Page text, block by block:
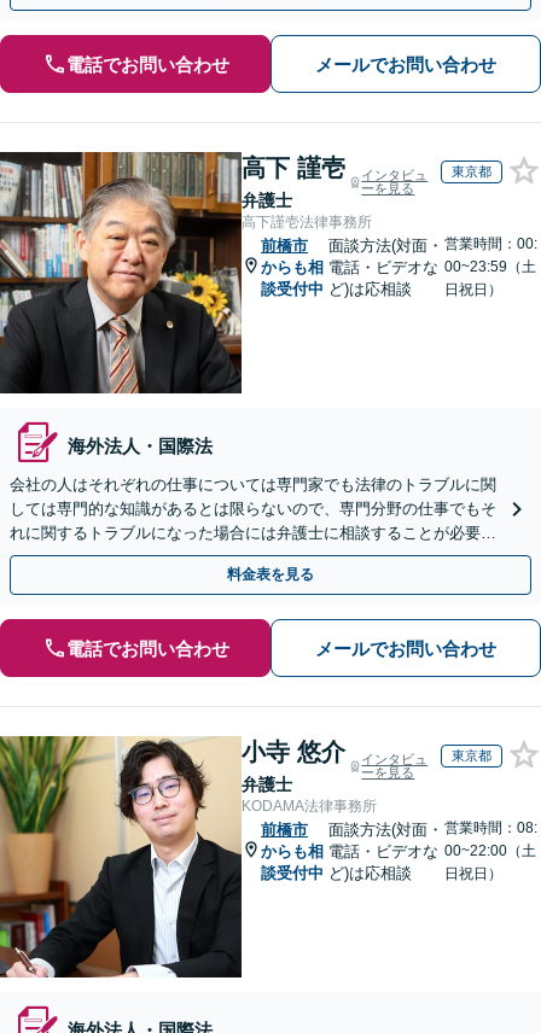
電話でお問い合わせ メールでお問い合わせ
高下 謹壱
弁護士
インタビュ
ーを見る
東京都
高下謹壱法律事務所
前橋市
からも相
談受付中
面談方法(対面・
電話・ビデオな
ど)は応相談
営業時間：00:
00~23:59（土
日祝日）
海外法人・国際法
会社の人はそれぞれの仕事については専門家でも法律のトラブルに関
しては専門的な知識があるとは限らないので、専門分野の仕事でもそ
れに関するトラブルになった場合には弁護士に相談することが必要不
可欠だと思います。銀座駅1分、100社超の実績。
料金表を見る
電話でお問い合わせ メールでお問い合わせ
小寺 悠介
弁護士
インタビュ
ーを見る
東京都
KODAMA法律事務所
前橋市
からも相
談受付中
面談方法(対面・
電話・ビデオな
ど)は応相談
営業時間：08:
00~22:00（土
日祝日）